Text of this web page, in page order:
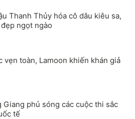
Thanh Thủy hóa cô dâu kiêu sa,
ngọt ngào
vẹn toàn, Lamoon khiến khán giả
Giang phủ sóng các cuộc thi sắc
tế